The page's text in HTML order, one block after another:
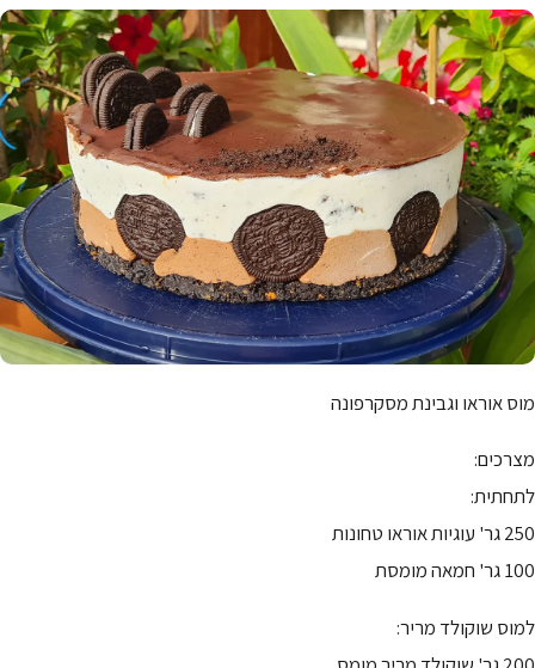
מוס אוראו וגבינת מסקרפונה
מצרכים:
לתחתית:
250 גר' עוגיות אוראו טחונות
100 גר' חמאה מומסת
למוס שוקולד מריר: